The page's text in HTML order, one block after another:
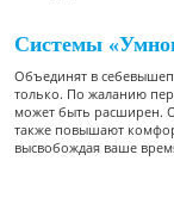
Системы
Объединят в
только. По жаланию
может быть расширен.
также повышают
высвобождая ваше